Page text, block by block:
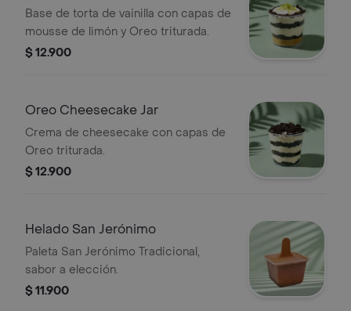
Base de torta de vainilla con capas de
mousse de limón y Oreo triturada.
$ 12.900
Oreo Cheesecake Jar
Crema de cheesecake con capas de
Oreo triturada.
$ 12.900
Helado San Jerónimo
Paleta San Jerónimo Tradicional,
sabor a elección.
$ 11.900